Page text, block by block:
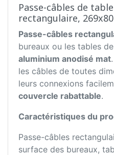
Passe-câbles de
rectangulaire,
Passe-câbles
bureaux ou les tables
aluminium anodisé mat
les câbles de toutes
leurs connexions
couvercle rabattable.
Caractéristiques du
Passe-câbles
surface des bureaux,